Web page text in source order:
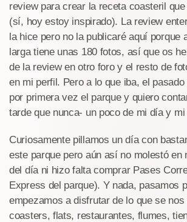
review para crear la receta coasteril
(sí, hoy estoy inspirado). La review
la hice pero no la publicaré aquí porque
larga tiene unas 180 fotos, así que os
de la review en otro foro y el resto de
en mi perfil. Pero a lo que iba, el
por primera vez el parque y quiero
tarde que nunca- un poco de mi día y
Curiosamente pillamos un día con
este parque pero aún así no molestó en
del día ni hizo falta comprar Pases
Express del parque). Y nada, pasamos
empezamos a disfrutar de lo que se
coasters, flats, restaurantes, flumes,